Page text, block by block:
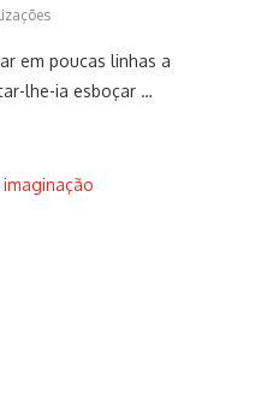
em poucas linhas a
lhe-ia esboçar …